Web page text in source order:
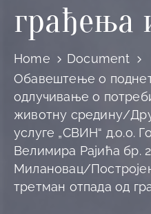
грађења
Home
Document
Обавештење о
одлучивање о
животну средину/
услуге „СВИН“ д.о.о.
Велимира Рајића бр.
Милановац/
третман отпада од